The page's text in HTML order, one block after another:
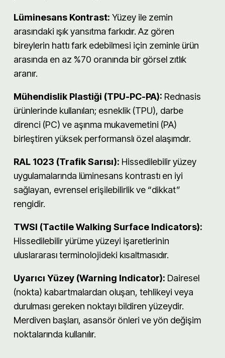
Lüminesans Kontrast: Yüzey ile zemin
arasındaki ışık yansıtma farkıdır. Az gören
bireylerin hattı fark edebilmesi için zeminle ürün
arasında en az %70 oranında bir görsel zıtlık
aranır.
Mühendislik Plastiği (TPU-PC-PA): Rednasis
ürünlerinde kullanılan; esneklik (TPU), darbe
direnci (PC) ve aşınma mukavemetini (PA)
birleştiren yüksek performanslı özel alaşımdır.
RAL 1023 (Trafik Sarısı): Hissedilebilir yüzey
uygulamalarında lüminesans kontrastı en iyi
sağlayan, evrensel erişilebilirlik ve “dikkat”
rengidir.
TWSI (Tactile Walking Surface Indicators):
Hissedilebilir yürüme yüzeyi işaretlerinin
uluslararası terminolojideki kısaltmasıdır.
Uyarıcı Yüzey (Warning Indicator): Dairesel
(nokta) kabartmalardan oluşan, tehlikeyi veya
durulması gereken noktayı bildiren yüzeydir.
Merdiven başları, asansör önleri ve yön değişim
noktalarında kullanılır.